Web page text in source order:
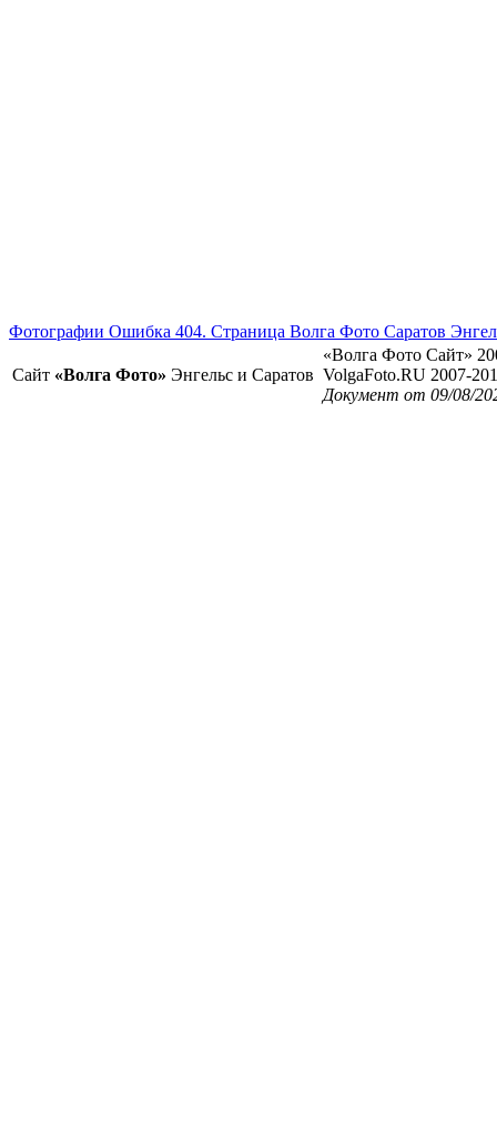
Фотографии Ошибка 404. Страница Волга Фото Саратов
Сайт «Волга Фото» Энгельс и Саратов
«Волга Фото Сайт»
VolgaFoto.RU 2007-
Документ от 09/08/